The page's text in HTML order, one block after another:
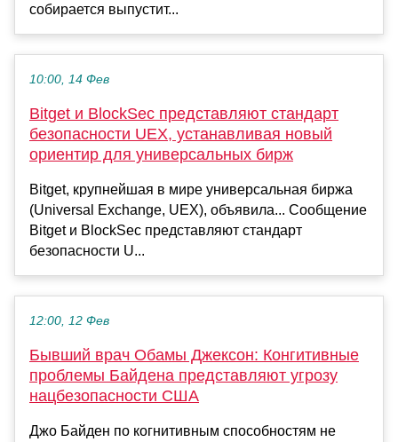
собирается выпустит...
10:00, 14 Фев
Bitget и BlockSec представляют стандарт
безопасности UEX, устанавливая новый
ориентир для универсальных бирж
Bitget, крупнейшая в мире универсальная биржа
(Universal Exchange, UEX), объявила... Сообщение
Bitget и BlockSec представляют стандарт
безопасности U...
12:00, 12 Фев
Бывший врач Обамы Джексон: Конгитивные
проблемы Байдена представляют угрозу
нацбезопасности США
Джо Байден по когнитивным способностям не